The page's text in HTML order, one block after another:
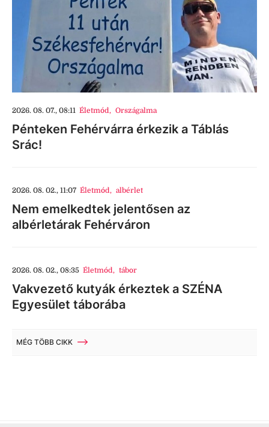
2026. 08. 07., 08:11 Életmód, Országalma
Pénteken Fehérvárra érkezik a Táblás
Srác!
2026. 08. 02., 11:07 Életmód, albérlet
Nem emelkedtek jelentősen az
albérletárak Fehérváron
2026. 08. 02., 08:35 Életmód, tábor
Vakvezető kutyák érkeztek a SZÉNA
Egyesület táborába
MÉG TÖBB CIKK